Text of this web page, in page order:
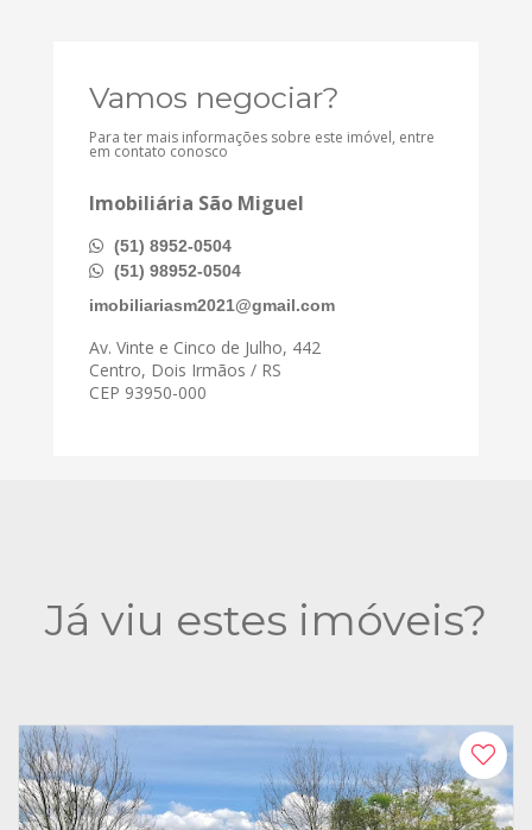
Vamos negociar?
Para ter mais informações sobre este imóvel, entre
em contato conosco
Imobiliária São Miguel
(51) 8952-0504
(51) 98952-0504
imobiliariasm2021@gmail.com
Av. Vinte e Cinco de Julho, 442
Centro, Dois Irmãos / RS
CEP 93950-000
Já viu estes imóveis?